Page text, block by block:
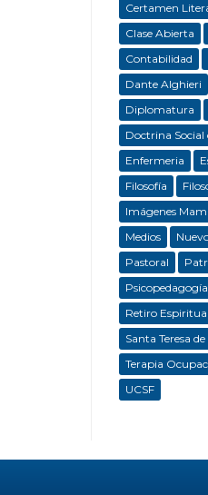
Certamen
Clase Abierta
Contabilidad
Dante Alghieri
Diplomatura
Doctrina Social
Enfermeria
Filosofía
Imágenes
Medios
Pastoral
Psicopedagogía
Retiro Espiritual
Santa Teresa de
Terapia
UCSF